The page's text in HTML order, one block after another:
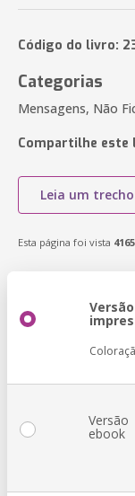
Código do livro:
Categorias
Mensagens, Não
Compartilhe este
Leia um trecho
Esta página foi vista 4165
Versão
Versão
ebook